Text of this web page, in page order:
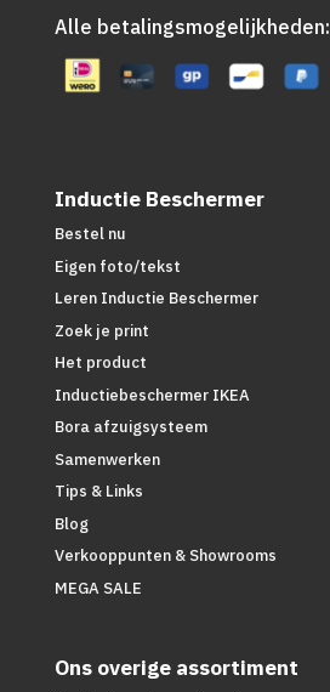
Alle betalingsmogelijkheden:
Inductie Beschermer
Bestel nu
Eigen foto/tekst
Leren Inductie Beschermer
Zoek je print
Het product
Inductiebeschermer IKEA
Bora afzuigsysteem
Samenwerken
Tips & Links
Blog
Verkooppunten & Showrooms
MEGA SALE
Ons overige assortiment